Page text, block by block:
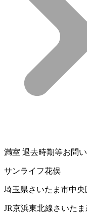
満室 退去時期等お問
サンライフ花俣
埼玉県さいたま市中央
JR京浜東北線さいた